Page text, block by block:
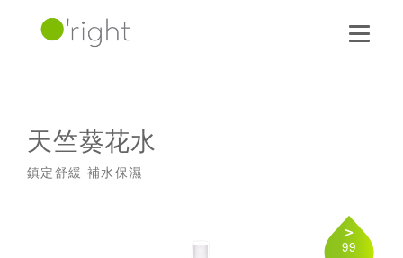
天竺葵花水
鎮定舒緩 補水保濕
99